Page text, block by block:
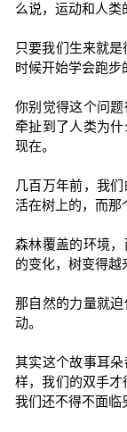
么说，运动和人类
只要我们生来就
时候开始学会跑步
你别觉得这个问
牵扯到了人类为
现在。
几百万年前，我
活在树上的，而那
森林覆盖的环境
的变化，树变得越
那自然的力量就
动。
其实这个故事耳
样，我们的双手才
我们还不得不面临